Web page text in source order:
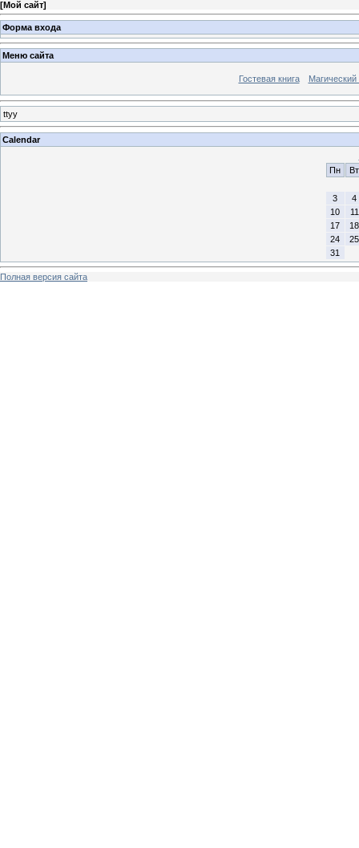
[Мой сайт]
Форма входа
Меню сайта
Гостевая книга Магический
ttyy
Calendar
Пн
Вт
3
4
10
11
17
18
24
25
31
Полная версия сайта